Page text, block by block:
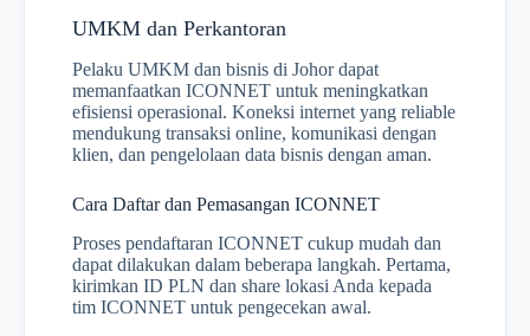
UMKM dan Perkantoran
Pelaku UMKM dan bisnis di Johor dapat
memanfaatkan ICONNET untuk meningkatkan
efisiensi operasional. Koneksi internet yang reliable
mendukung transaksi online, komunikasi dengan
klien, dan pengelolaan data bisnis dengan aman.
Cara Daftar dan Pemasangan ICONNET
Proses pendaftaran ICONNET cukup mudah dan
dapat dilakukan dalam beberapa langkah. Pertama,
kirimkan ID PLN dan share lokasi Anda kepada
tim ICONNET untuk pengecekan awal.